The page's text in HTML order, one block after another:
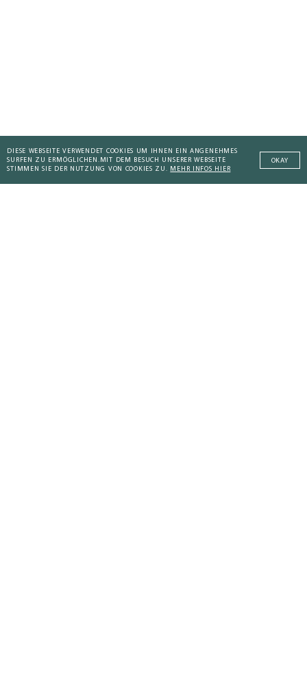
DIESE WEBSEITE VERWENDET COOKIES UM IHNEN EIN ANGENEHMES
SURFEN ZU ERMÖGLICHEN. MIT DEM BESUCH UNSERER WEBSEITE
STIMMEN SIE DER NUTZUNG VON COOKIES ZU. MEHR INFOS HIER
OKAY